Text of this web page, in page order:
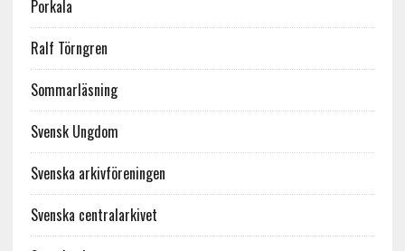
Porkala
Ralf Törngren
Sommarläsning
Svensk Ungdom
Svenska arkivföreningen
Svenska centralarkivet